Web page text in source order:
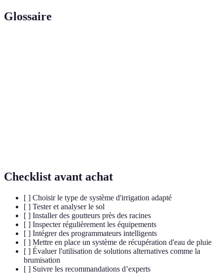
Glossaire
Checklist avant achat
[ ] Choisir le type de système d'irrigation adapté
[ ] Tester et analyser le sol
[ ] Installer des goutteurs près des racines
[ ] Inspecter régulièrement les équipements
[ ] Intégrer des programmateurs intelligents
[ ] Mettre en place un système de récupération d'eau de pluie
[ ] Évaluer l'utilisation de solutions alternatives comme la
brumisation
[ ] Suivre les recommandations d’experts